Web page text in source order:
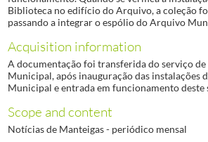
Biblioteca no edifício do Arquivo, a coleção
passando a integrar o espólio do Arquivo
Acquisition information
A documentação foi transferida do serviço
Municipal, após inauguração das instalações
Municipal e entrada em funcionamento deste
Scope and content
Notícias de Manteigas - periódico mensal